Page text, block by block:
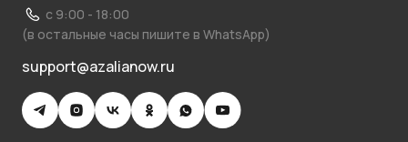
с 9:00 - 18:00
(в остальные часы пишите в WhatsApp)
support@azalianow.ru